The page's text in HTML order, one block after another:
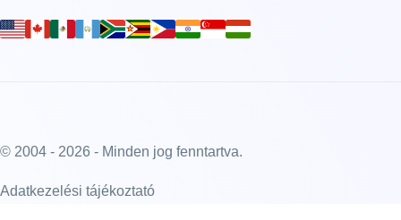
© 2004 - 2026 - Minden jog fenntartva.
Adatkezelési tájékoztató